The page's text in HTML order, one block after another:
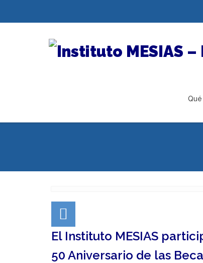
Qué
El Instituto MESIAS
50 Aniversario de las